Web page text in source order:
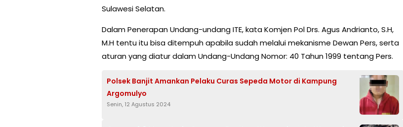
Sulawesi Selatan.
Dalam Penerapan Undang-undang ITE, kata Komjen Pol Drs. Agus Andrianto, S.H,
M.H tentu itu bisa ditempuh apabila sudah melalui mekanisme Dewan Pers, serta
aturan yang diatur dalam Undang-Undang Nomor: 40 Tahun 1999 tentang Pers.
Polsek Banjit Amankan Pelaku Curas Sepeda Motor di Kampung
Argomulyo
Senin, 12 Agustus 2024